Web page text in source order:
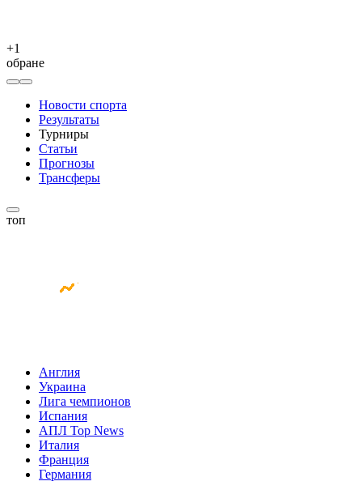
+1
обране
Новости спорта
Результаты
Турниры
Статьи
Прогнозы
Трансферы
топ
Англия
Украина
Лига чемпионов
Испания
АПЛ Top News
Италия
Франция
Германия